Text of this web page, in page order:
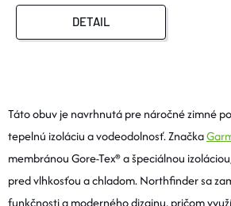
DETAIL
V
L
Á
Táto obuv je navrhnutá pre náročné zimné
tepelnú izoláciu a vodeodolnosť. Značka
membránou Gore-Tex® a špeciálnou
pred vlhkosťou a chladom. Northfinder sa
funkčnosti a moderného dizajnu, pričom